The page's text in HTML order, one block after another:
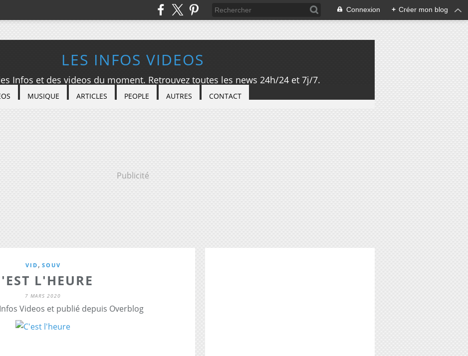
Connexion + Créer mon blog
LES INFOS VIDEOS
Infos et des videos du moment. Retrouvez toutes les news 24h/24 et 7j/7.
MUSIQUE ARTICLES PEOPLE AUTRES CONTACT
Publicité
VID , SOUV
L'HEURE
7 MARS 2020
Videos et publié depuis Overblog